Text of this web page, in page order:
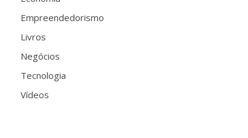
Empreendedorismo
Livros
Negócios
Tecnologia
Vídeos